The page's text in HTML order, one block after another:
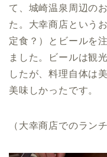
て、城崎温泉周辺の
た。大幸商店という
定食？）とビールを
ました。ビールは観
したが、料理自体は
美味しかったです。
（大幸商店でのランチ